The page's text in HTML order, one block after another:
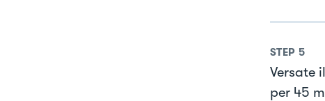
STEP 5
Versate
per 45